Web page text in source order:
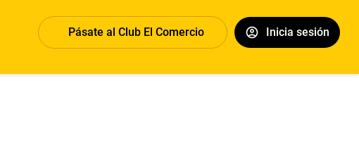
Pásate al Club El Comercio Inicia sesión